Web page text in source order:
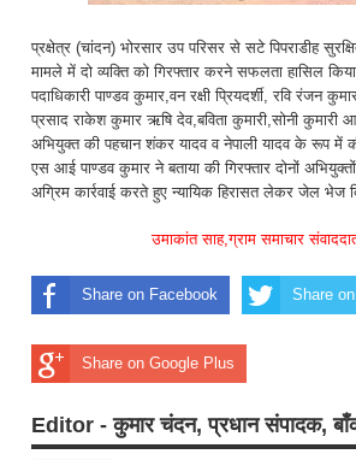
प्रक्षेत्र (चांदन) भोरसार उप परिसर से सटे पिपराडीह
मामले में दो व्यक्ति को गिरफ्तार करने सफलता हासिल
पदाधिकारी पाण्डव कुमार,वन रक्षी प्रियदर्शी, रवि रंजन
प्रसाद राकेश कुमार ऋषि देव,बविता कुमारी,सोनी कुमारी
अभियुक्त की पहचान शंकर यादव व नेपाली यादव के रूप
एस आई पाण्डव कुमार ने बताया की गिरफ्तार दोनों
अग्रिम कार्रवाई करते हुए न्यायिक हिरासत लेकर जेल भेज
उमाकांत साह,ग्राम समाचार
Share on Facebook Share
Share on Google Plus
Editor - कुमार चंदन, प्रधान संपादक,